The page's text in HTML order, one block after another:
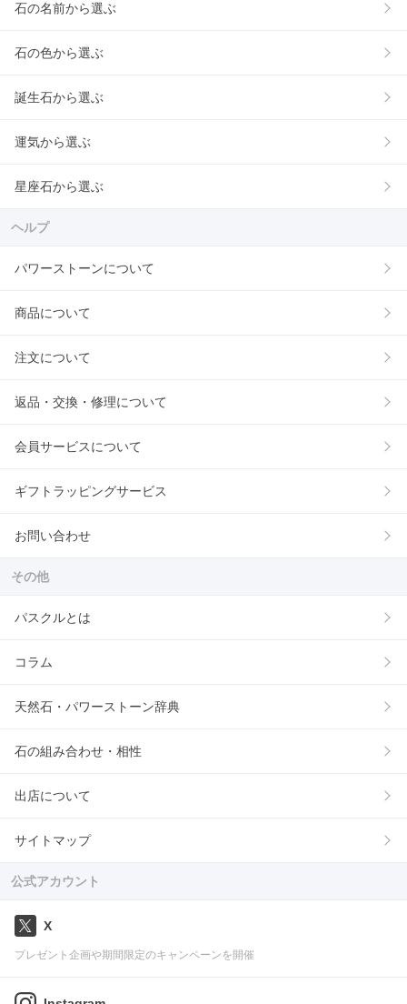
石の名前から選ぶ
石の色から選ぶ
誕生石から選ぶ
運気から選ぶ
星座石から選ぶ
ヘルプ
パワーストーンについて
商品について
注文について
返品・交換・修理について
会員サービスについて
ギフトラッピングサービス
お問い合わせ
その他
パスクルとは
コラム
天然石・パワーストーン辞典
石の組み合わせ・相性
出店について
サイトマップ
公式アカウント
X
プレゼント企画や期間限定のキャンペーンを開催